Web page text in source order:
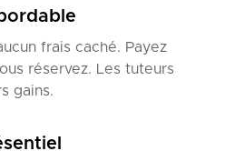
frais caché. Payez
réservez. Les tuteurs
gains.